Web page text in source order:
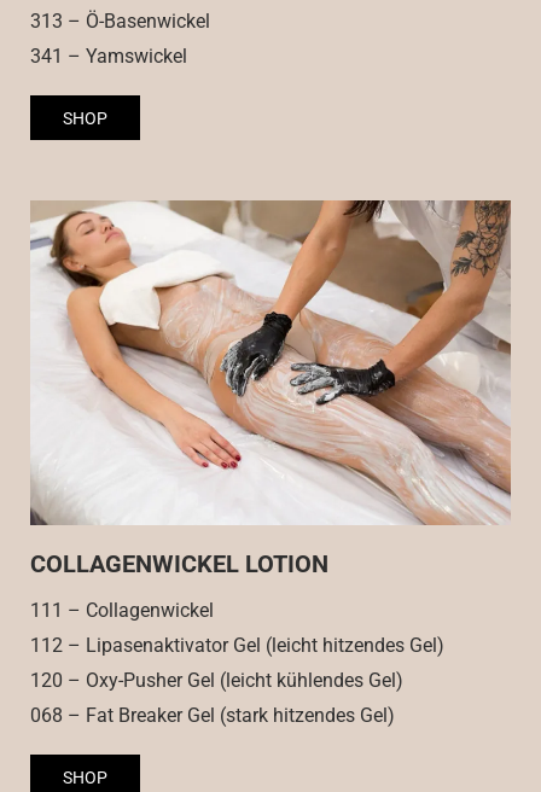
313 – Ö-Basenwickel
341 – Yamswickel
SHOP
COLLAGENWICKEL LOTION
111 – Collagenwickel
112 – Lipasenaktivator Gel (leicht hitzendes Gel)
120 – Oxy-Pusher Gel (leicht kühlendes Gel)
068 – Fat Breaker Gel (stark hitzendes Gel)
SHOP